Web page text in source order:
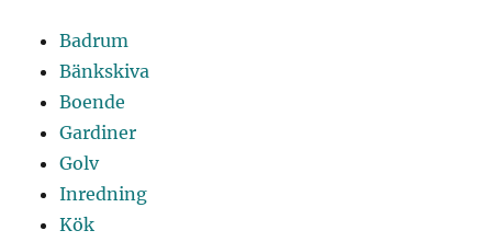
Badrum
Bänkskiva
Boende
Gardiner
Golv
Inredning
Kök